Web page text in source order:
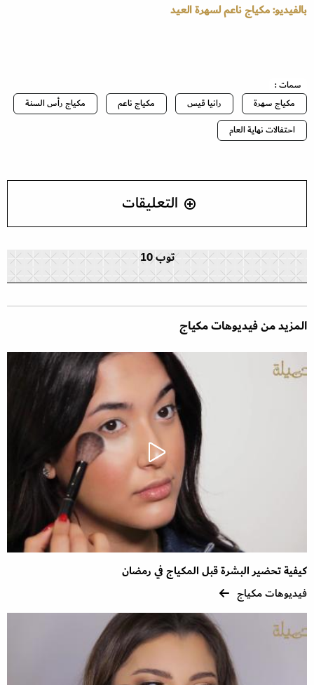
بالفيديو: مكياج ناعم لسهرة العيد
سمات :
مكياج سهرة
رانيا قيس مكياج ناعم
مكياج رأس السنة
احتفالات نهاية العام
التعليقات
توب 10
المزيد من فيديوهات مكياج
كيفية تحضير البشرة قبل المكياج في رمضان
فيديوهات مكياج